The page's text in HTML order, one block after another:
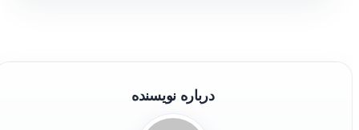
درباره نویسنده